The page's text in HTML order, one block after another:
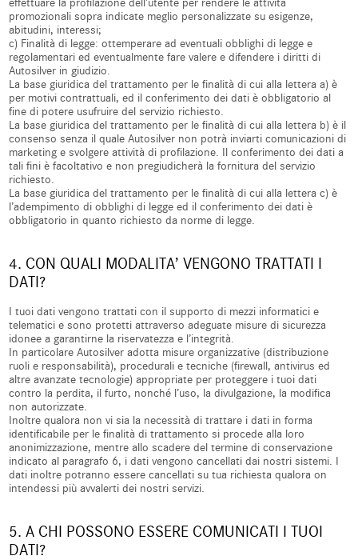
effettuare la profilazione dell’utente per rendere le attività
promozionali sopra indicate meglio personalizzate su esigenze,
abitudini, interessi;
c) Finalità di legge: ottemperare ad eventuali obblighi di legge e
regolamentari ed eventualmente fare valere e difendere i diritti di
Autosilver in giudizio.
La base giuridica del trattamento per le finalità di cui alla lettera a) è
per motivi contrattuali, ed il conferimento dei dati è obbligatorio al
fine di potere usufruire del servizio richiesto.
La base giuridica del trattamento per le finalità di cui alla lettera b) è il
consenso senza il quale Autosilver non potrà inviarti comunicazioni di
marketing e svolgere attività di profilazione. Il conferimento dei dati a
tali fini è facoltativo e non pregiudicherà la fornitura del servizio
richiesto.
La base giuridica del trattamento per le finalità di cui alla lettera c) è
l’adempimento di obblighi di legge ed il conferimento dei dati è
obbligatorio in quanto richiesto da norme di legge.
4. CON QUALI MODALITA’ VENGONO TRATTATI I
DATI?
I tuoi dati vengono trattati con il supporto di mezzi informatici e
telematici e sono protetti attraverso adeguate misure di sicurezza
idonee a garantirne la riservatezza e l’integrità.
In particolare Autosilver adotta misure organizzative (distribuzione
ruoli e responsabilità), procedurali e tecniche (firewall, antivirus ed
altre avanzate tecnologie) appropriate per proteggere i tuoi dati
contro la perdita, il furto, nonché l’uso, la divulgazione, la modifica
non autorizzate.
Inoltre qualora non vi sia la necessità di trattare i dati in forma
identificabile per le finalità di trattamento si procede alla loro
anonimizzazione, mentre allo scadere del termine di conservazione
indicato al paragrafo 6, i dati vengono cancellati dai nostri sistemi. I
dati inoltre potranno essere cancellati su tua richiesta qualora on
intendessi più avvalerti dei nostri servizi.
5. A CHI POSSONO ESSERE COMUNICATI I TUOI
DATI?